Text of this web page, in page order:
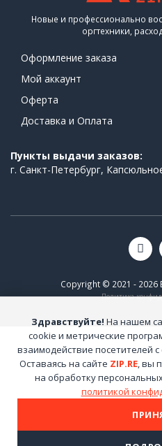
Новые и профессионально
оргтехники,
Оформление заказа
Мой аккаунт
Оферта
Доставка и Оплата
Пункты выдачи заказов:
г. Санкт-Петербург,
Copyright © 2021 -
Политика
Здравствуйте! На нашем
cookie и метрические
взаимодействие посетителей
Оставаясь на сайте ZIP.RE, вы
на обработку
политикой